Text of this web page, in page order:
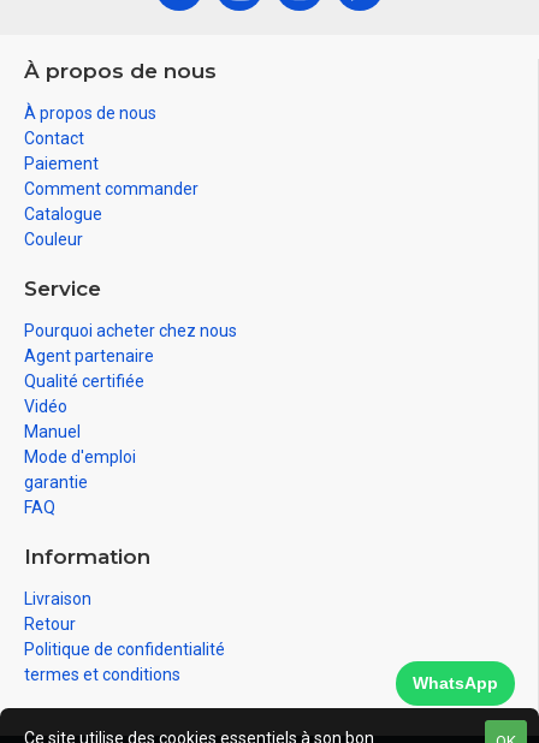
À propos de nous
À propos de nous
Contact
Paiement
Comment commander
Catalogue
Couleur
Service
Pourquoi acheter chez nous
Agent partenaire
Qualité certifiée
Vidéo
Manuel
Mode d'emploi
garantie
FAQ
Information
Livraison
Retour
Politique de confidentialité
termes et conditions
Ce site utilise des cookies essentiels à son bon
WhatsApp